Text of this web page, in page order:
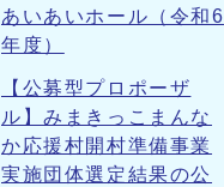
あいあいホール（令和6
年度）
【公募型プロポーザ
ル】みまきっこまんな
か応援村開村準備事業
実施団体選定結果の公